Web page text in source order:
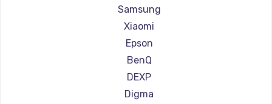
Ремонт проекторов Casio
Ремонт проекторов Hiper
Ремонт проекторов HITACHI
Ремонт проекторов Panasonic
Ремонт проекторов Hisense
Samsung
Xiaomi
Epson
BenQ
DEXP
Digma